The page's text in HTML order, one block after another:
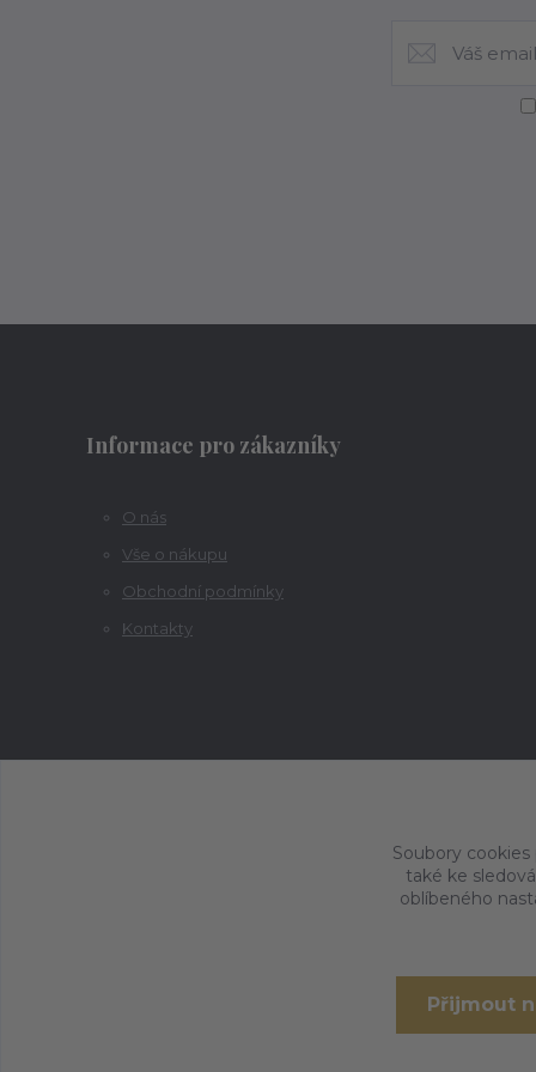
Informace pro zákazníky
O nás
Vše o nákupu
Obchodní podmínky
Kontakty
Soubory
také ke
oblíbeného
Přijmout